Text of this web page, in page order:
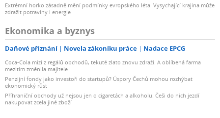
Extrémní horko zásadně mění podmínky evropského léta. Vysychající krajina může
zdražit potraviny i energie
Ekonomika a byznys
Daňové přiznání Novela zákoníku práce Nadace EPCG
Coca-Cola mizí z regálů obchodů, tekuté zlato znovu zdraží. A oblíbená farma
mezitím změnila majitele
Penzijní fondy jako investoři do startupů? Úspory Čechů mohou rozhýbat
ekonomický růst
Příhraniční obchody už nejsou jen o cigaretách a alkoholu. Češi do nich jezdí
nakupovat zcela jiné zboží